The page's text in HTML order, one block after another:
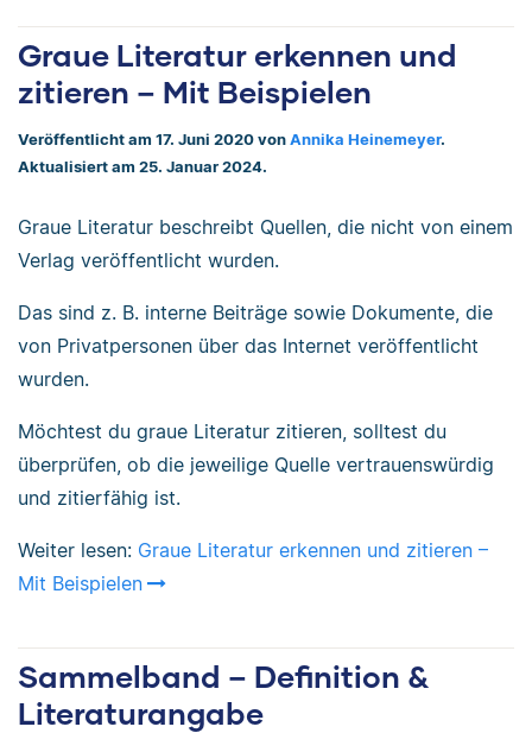
Graue Literatur erkennen und
zitieren – Mit Beispielen
Veröffentlicht am 17. Juni 2020 von Annika Heinemeyer.
Aktualisiert am 25. Januar 2024.
Graue Literatur beschreibt Quellen, die nicht von einem
Verlag veröffentlicht wurden.
Das sind z. B. interne Beiträge sowie Dokumente, die
von Privatpersonen über das Internet veröffentlicht
wurden.
Möchtest du graue Literatur zitieren, solltest du
überprüfen, ob die jeweilige Quelle vertrauenswürdig
und zitierfähig ist.
Weiter lesen: Graue Literatur erkennen und zitieren –
Mit Beispielen
Sammelband – Definition &
Literaturangabe